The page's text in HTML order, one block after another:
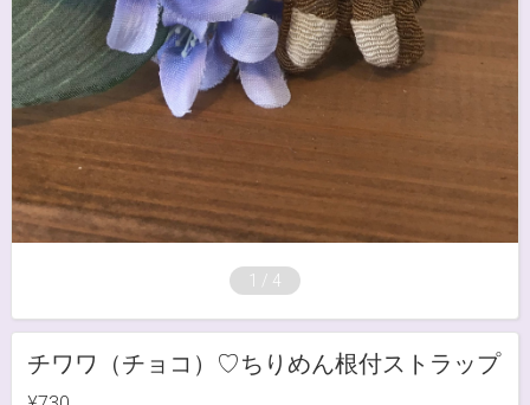
1 / 4
チワワ（チョコ）♡ちりめん根付ストラップ